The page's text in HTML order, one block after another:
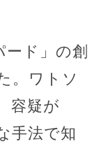
ド」の創
。ワトソ
容疑が
手法で知